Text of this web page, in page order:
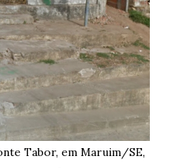
Tabor, em Maruim/SE,